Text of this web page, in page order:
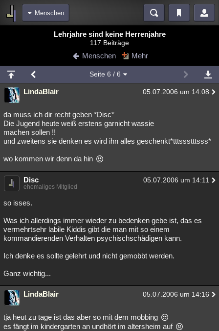
Menschen
Blogs
Chat Wiki Neuigkeiten
meine Rubriken
Menschen Wissenschaft Mystery Kriminalfälle
Spiritualität Verschwörungen
Natur Umfragen
Philosophie Träume Orte
Astronomie Gaming Filme
Musik
Besucht Teilgenommen Alle Neue Geschlossen
Lehrjahre sind keine Herrenjahre
117 Beiträge
Menschen Mehr
Seite 6 / 6
LindaBlair 05.07.2006 um 14:08
da muss ich dir recht geben *Disc*
Die Jugend heute weiß erstens garnicht wassie
machen sollen !!
und zweitens sie denken es wird ihn alles geschenkt*tttssstttsss*
wo kommen wir denn da hin
Disc 05.07.2006 um 14:11
ehemaliges Mitglied
so isses.
Was ich allerdings immer wieder zu bedenken gebe ist, das es
vermehrtsehr labile Kiddis gibt die man mit so einem
kommandierenden Verhalten psychischschädigen kann.
Ich denke es sollte gelehrt und nicht gemobbt werden.
Ganz wichtig...
LindaBlair 05.07.2006 um 14:16
tja heut zu tage ist das aber so mit dem mobbing
es fängt im kindergarten an undhört im altersheim auf